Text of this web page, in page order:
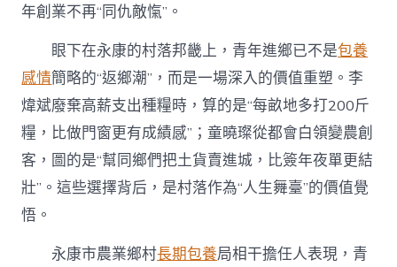
年創業不再“同仇敵愾”。
眼下在永康的村落邦畿上，青年進鄉已不是包養
感情簡略的“返鄉潮”，而是一場深入的價值重塑。李
煒斌廢棄高薪支出種糧時，算的是“每畝地多打200斤
糧，比做門窗更有成績感”；童曉璨從都會白領變農創
客，圖的是“幫同鄉們把土貨賣進城，比簽年夜單更結
壯”。這些選擇背后，是村落作為“人生舞臺”的價值覺
悟。
永康市農業鄉村長期包養局相干擔任人表現，青